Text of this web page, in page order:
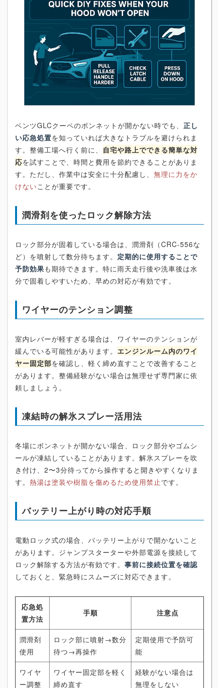
ベンツGLCクーペのボンネットが開かない時でも、 正し
い応急処置を知っていれば大きなトラブルを避けられま
す。整備工場へ行く前に、 自宅や路上でできる簡単な対
応を試すことで、時間と費用を節約できることがありま
す。ただし、作業中は安全に十分配慮し、 無理に力をか
けないことが重要です。
潤滑剤を使ったロック解除方法
ロック部分が固着している場合は、潤滑剤（CRC-556な
ど）を噴射して数分待ちます。 定期的に使用することで
予防効果も期待できます。特に雨天走行後や洗車後は水
分で固着しやすいため、早めの対応が有効です。
ワイヤーのテンション調整
室内レバーが軽すぎる場合は、ワイヤーのテンションが
緩んでいる可能性があります。 エンジンルーム内のワイ
ヤー固定部を確認し、軽く締め直すことで改善すること
があります。整備経験がない場合は無理せず専門家に依
頼しましょう。
凍結時の解氷スプレー活用法
冬場にボンネットが開かない場合、ロック部分やゴムシ
ールが凍結していることがあります。解氷スプレーを吹
き付け、2〜3分待ってから操作すると開きやすくなりま
す。 熱湯は塗装や樹脂を傷めるため使用禁止 です。
バッテリー上がり時の対応手順
電動ロック式の場合、バッテリー上がりで開かないこと
があります。ジャンプスターターや外部電源を接続して
ロック解除する方法が有効です。 事前に接続位置を確認
しておくと、緊急時にスムーズに対応できます。
応急処
置方法
手順 注意点
潤滑剤
使用
ロック部に噴射→数分
待つ→再操作
定期使用で予防可
能
ワイヤ
ー調整
ワイヤー固定部を軽く
締め直す
経験がない場合は
無理をしない